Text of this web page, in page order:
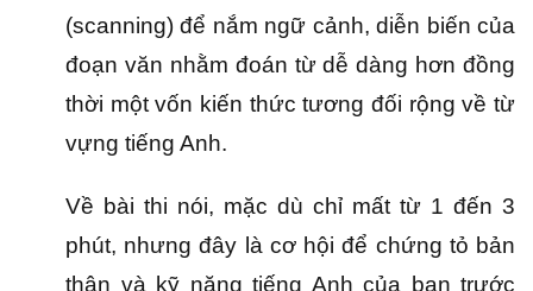
(scanning) để nắm ngữ cảnh, diễn biến của
đoạn văn nhằm đoán từ dễ dàng hơn đồng
thời một vốn kiến thức tương đối rộng về từ
vựng tiếng Anh.
Về bài thi nói, mặc dù chỉ mất từ ​​1 đến 3
phút, nhưng đây là cơ hội để chứng tỏ bản
thân và kỹ năng tiếng Anh của bạn trước